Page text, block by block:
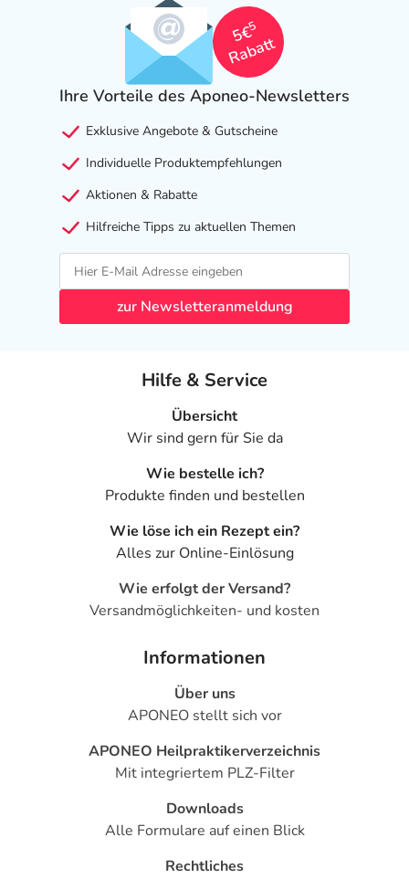
5€
5
Rabatt
Ihre Vorteile des Aponeo-Newsletters
Exklusive Angebote & Gutscheine
Individuelle Produktempfehlungen
Aktionen & Rabatte
Hilfreiche Tipps zu aktuellen Themen
zur Newsletteranmeldung
Hilfe & Service
Übersicht
Wir sind gern für Sie da
Wie bestelle ich?
Produkte finden und bestellen
Wie löse ich ein Rezept ein?
Alles zur Online-Einlösung
Wie erfolgt der Versand?
Versandmöglichkeiten- und kosten
Informationen
Über uns
APONEO stellt sich vor
APONEO Heilpraktikerverzeichnis
Mit integriertem PLZ-Filter
Downloads
Alle Formulare auf einen Blick
Rechtliches